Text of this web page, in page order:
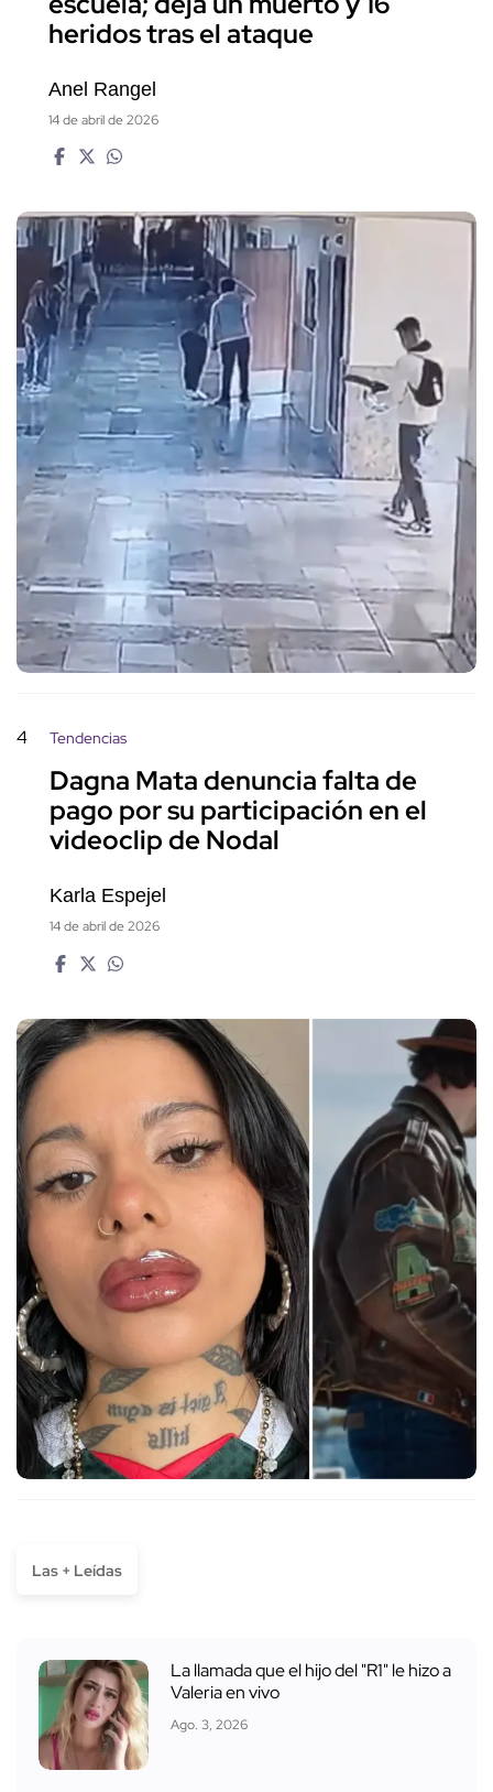
heridos tras el ataque
Anel Rangel
14 de abril de 2026
4 Tendencias
Dagna Mata denuncia falta de
pago por su participación en el
videoclip de Nodal
Karla Espejel
14 de abril de 2026
Las + Leídas
La llamada que el hijo del "R1" le hizo a
Valeria en vivo
Ago. 3, 2026